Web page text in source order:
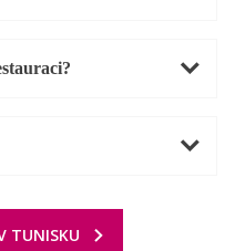
TUNISKU